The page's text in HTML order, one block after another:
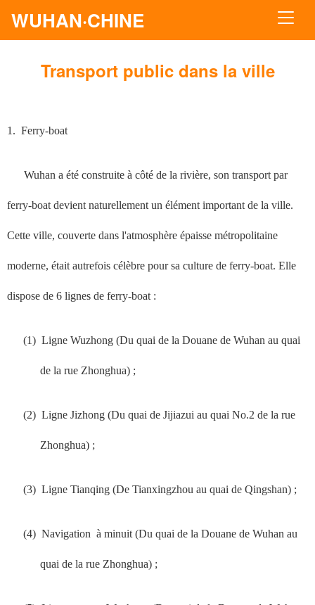
WUHAN·CHINE
Transport public dans la ville
1. Ferry-boat
Wuhan a été construite à côté de la rivière, son transport par
ferry-boat devient naturellement un élément important de la ville.
Cette ville, couverte dans l'atmosphère épaisse métropolitaine
moderne, était autrefois célèbre pour sa culture de ferry-boat. Elle
dispose de 6 lignes de ferry-boat :
(1) Ligne Wuzhong (Du quai de la Douane de Wuhan au quai
de la rue Zhonghua) ;
(2) Ligne Jizhong (Du quai de Jijiazui au quai No.2 de la rue
Zhonghua) ;
(3) Ligne Tianqing (De Tianxingzhou au quai de Qingshan) ;
(4) Navigation à minuit (Du quai de la Douane de Wuhan au
quai de la rue Zhonghua) ;